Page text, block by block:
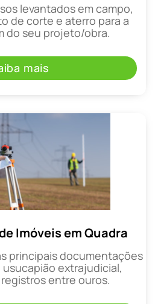
levantados em campo,
de corte e aterro para a
do seu projeto/obra.
mais
Imóveis em Quadra
principais documentações
extrajudicial,
entre ouros.